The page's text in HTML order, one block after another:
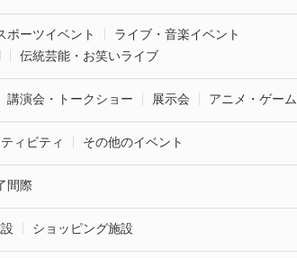
ポーツイベント
ライブ・音楽イベント
伝統芸能・お笑いライブ
講演会・トークショー 展示会 アニメ・ゲーム
ィビティ その他のイベント
間際
ショッピング施設